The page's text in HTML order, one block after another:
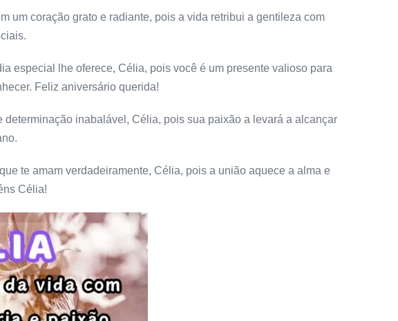
um coração grato e radiante, pois a vida retribui a gentileza com
especial lhe oferece, Célia, pois você é um presente valioso para
Feliz aniversário querida!
determinação inabalável, Célia, pois sua paixão a levará a alcançar
te amam verdadeiramente, Célia, pois a união aquece a alma e
Célia!